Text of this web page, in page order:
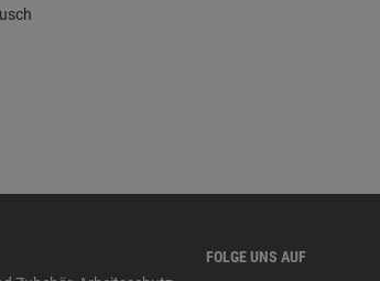
FOLGE UNS AUF